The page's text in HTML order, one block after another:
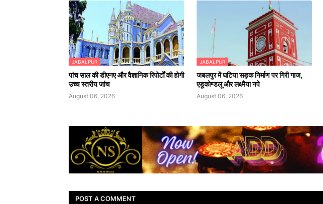
JABALPUR
पांच साल की डीएनए और वैज्ञानिक रिपोर्टों की होगी
उच्च स्तरीय जांच
August 06, 2026
JABALPUR
जबलपुर में घटिया सड़क निर्माण पर गिरी गाज,
एडूकोण्डलू और लक्ष्मैया नपे
August 06, 2026
POST A COMMENT